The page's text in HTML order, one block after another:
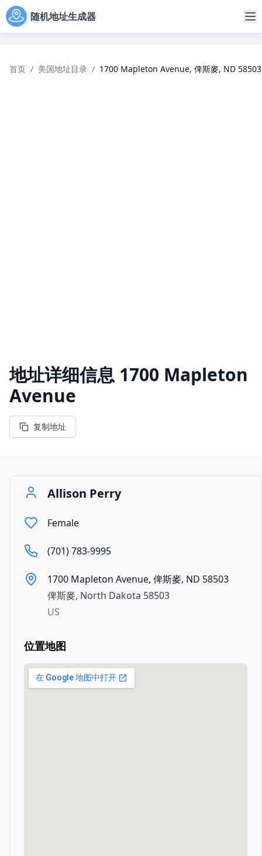
随机地址生成器
首页 / 美国地址目录 / 1700 Mapleton Avenue, 俾斯麥, ND 58503
地址详细信息 1700 Mapleton
Avenue
复制地址
Allison Perry
Female
(701) 783-9995
1700 Mapleton Avenue, 俾斯麥, ND 58503
俾斯麥, North Dakota 58503
US
位置地图